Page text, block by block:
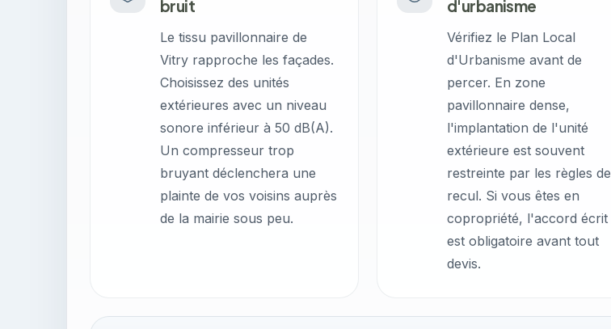
bruit
Le tissu pavillonnaire de
Vitry rapproche les façades.
Choisissez des unités
extérieures avec un niveau
sonore inférieur à 50 dB(A).
Un compresseur trop
bruyant déclenchera une
plainte de vos voisins auprès
de la mairie sous peu.
d'urbanisme
Vérifiez le Plan Local
d'Urbanisme avant de
percer. En zone
pavillonnaire dense,
l'implantation de l'unité
extérieure est souvent
restreinte par les règles de
recul. Si vous êtes en
copropriété, l'accord écrit
est obligatoire avant tout
devis.